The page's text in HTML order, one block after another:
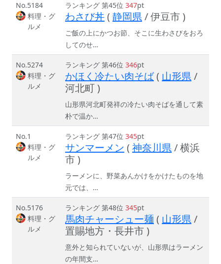
No.5184
料理・グ
ルメ
ランキング 第45位 347pt
わさび丼( 静岡県/ 伊豆市 )
ご飯の上にかつお節、そこに生わさびをおろ
してのせ…
No.5274
料理・グ
ルメ
ランキング 第46位 346pt
かほく冷たい肉そば( 山形県/
河北町 )
山形県河北町発祥の冷たい肉そばを通して素
朴で温か…
No.1
料理・グ
ルメ
ランキング 第47位 345pt
サンマーメン ( 神奈川県/ 横浜
市 )
ラーメンに、野菜あんかけをかけたものを地
元では、…
No.5176
料理・グ
ルメ
ランキング 第48位 345pt
馬肉チャーシュー麺 ( 山形県/
置賜地方・長井市 )
意外と知られていないが、山形県はラーメン
の年間支…